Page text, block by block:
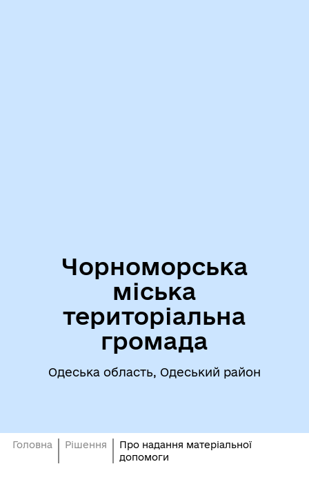
Чорноморська
міська
територіальна
громада
Одеська область, Одеський район
Головна Рішення
Про надання матеріальної
допомоги